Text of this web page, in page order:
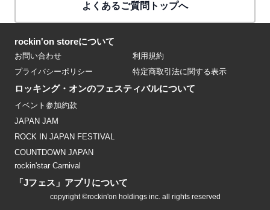
よくあるご質問トップへ
rockin'on storeについて
お問い合わせ
利用規約
プライバシーポリシー
特定商取引法に関する表示
ロッキング・オンのフェスティバルについて
イベント参加約款
JAPAN JAM
ROCK IN JAPAN FESTIVAL
COUNTDOWN JAPAN
rockin'star Carnival
「Jフェス」アプリについて
copyright ©rockin'on holdings inc. all rights reserved